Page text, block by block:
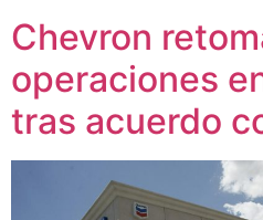
Chevron
operaciones
tras acuerdo